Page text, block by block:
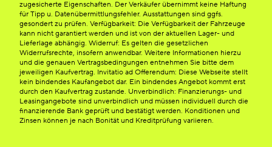
zugesicherte Eigenschaften. Der Verkäufer übernimmt keine Haftung
für Tipp u. Datenübermittlungsfehler. Ausstattungen sind ggfs.
gesondert zu prüfen. Verfügbarkeit: Die Verfügbarkeit der Fahrzeuge
kann nicht garantiert werden und ist von der aktuellen Lager- und
Lieferlage abhängig. Widerruf: Es gelten die gesetzlichen
Widerrufsrechte, insofern anwendbar. Weitere Informationen hierzu
und die genauen Vertragsbedingungen entnehmen Sie bitte dem
jeweiligen Kaufvertrag. Invitatio ad Offerendum: Diese Webseite stellt
kein bindendes Kaufangebot dar. Ein bindendes Angebot kommt erst
durch den Kaufvertrag zustande. Unverbindlich: Finanzierungs- und
Leasingangebote sind unverbindlich und müssen individuell durch die
finanzierende Bank geprüft und bestätigt werden. Konditionen und
Zinsen können je nach Bonität und Kreditprüfung variieren.